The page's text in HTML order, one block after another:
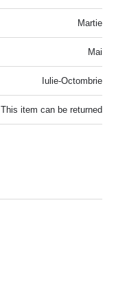
Martie
Mai
Iulie-Octombrie
This item can be returned